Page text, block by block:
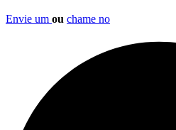
Envie um ou chame no